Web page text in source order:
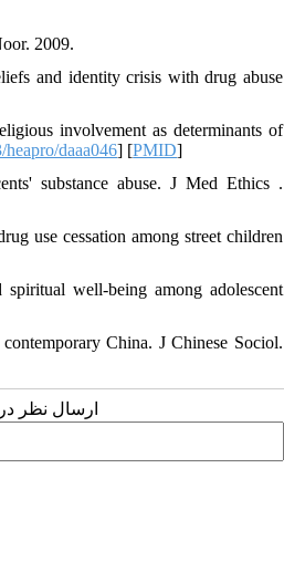
2009.
and identity crisis with drug abuse
involvement as determinants of
daaa046] [PMID]
substance abuse. J Med Ethics .
use cessation among street children
well-being among adolescent
China. J Chinese Sociol.
ارسال نظر